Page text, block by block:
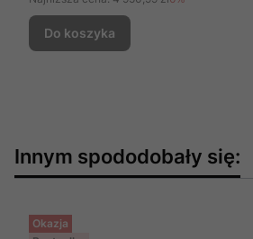
Do koszyka
Innym spododobały się:
Okazja